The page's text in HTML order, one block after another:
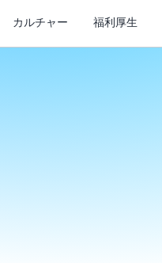
カルチャー 福利厚生